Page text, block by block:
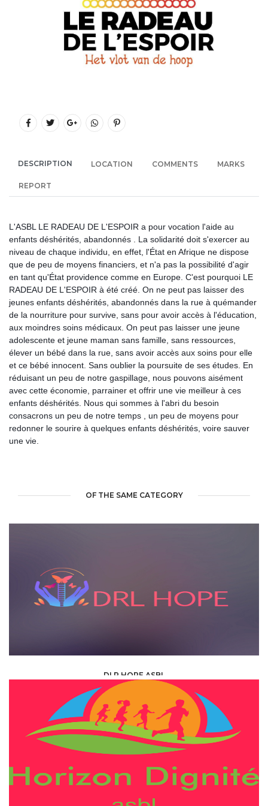
DESCRIPTION LOCATION COMMENTS MARKS
REPORT
L'ASBL LE RADEAU DE L'ESPOIR a pour vocation l'aide au
enfants déshérités, abandonnés . La solidarité doit s'exercer au
niveau de chaque individu, en effet, l'État en Afrique ne dispose
que de peu de moyens financiers, et n'a pas la possibilité d'agir
en tant qu'État providence comme en Europe. C'est pourquoi LE
RADEAU DE L'ESPOIR à été créé. On ne peut pas laisser des
jeunes enfants déshérités, abandonnés dans la rue à quémander
de la nourriture pour survive, sans pour avoir accès à l'éducation,
aux moindres soins médicaux. On peut pas laisser une jeune
adolescente et jeune maman sans famille, sans ressources,
élever un bébé dans la rue, sans avoir accès aux soins pour elle
et ce bébé innocent. Sans oublier la poursuite de ses études. En
réduisant un peu de notre gaspillage, nous pouvons aisément
avec cette économie, parrainer et offrir une vie meilleur à ces
enfants déshérités. Nous qui sommes à l'abri du besoin
consacrons un peu de notre temps , un peu de moyens pour
redonner le sourire à quelques enfants déshérités, voire sauver
une vie.
OF THE SAME CATEGORY
DLR HOPE ASBL
ONG & ASSOCIATIONS / ASSOCIATION / ASBL AND ONG PARTNER